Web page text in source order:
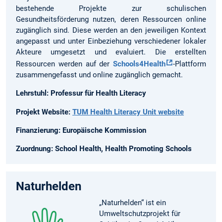
bestehende Projekte zur schulischen
Gesundheitsförderung nutzen, deren Ressourcen online
zugänglich sind. Diese werden an den jeweiligen Kontext
angepasst und unter Einbeziehung verschiedener lokaler
Akteure umgesetzt und evaluiert. Die erstellten
Ressourcen werden auf der Schools4Health
-Plattform
zusammengefasst und online zugänglich gemacht.
Lehrstuhl: Professur für Health Literacy
Projekt Website: TUM Health Literacy Unit website
Finanzierung: Europäische Kommission
Zuordnung: School Health, Health Promoting Schools
Naturhelden
„Naturhelden“ ist ein
Umweltschutzprojekt für